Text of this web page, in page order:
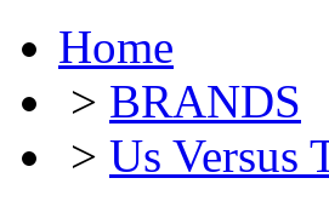
Home
> BRANDS
> Us Versus